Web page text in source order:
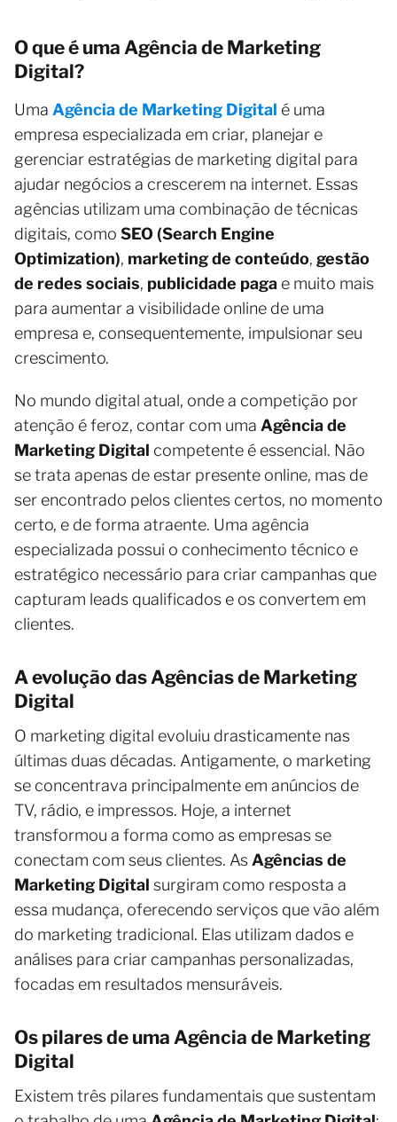
O que é uma Agência de Marketing
Digital?
Uma Agência de Marketing Digital é uma
empresa especializada em criar, planejar e
gerenciar estratégias de marketing digital para
ajudar negócios a crescerem na internet. Essas
agências utilizam uma combinação de técnicas
digitais, como SEO (Search Engine
Optimization), marketing de conteúdo, gestão
de redes sociais, publicidade paga e muito mais
para aumentar a visibilidade online de uma
empresa e, consequentemente, impulsionar seu
crescimento.
No mundo digital atual, onde a competição por
atenção é feroz, contar com uma Agência de
Marketing Digital competente é essencial. Não
se trata apenas de estar presente online, mas de
ser encontrado pelos clientes certos, no momento
certo, e de forma atraente. Uma agência
especializada possui o conhecimento técnico e
estratégico necessário para criar campanhas que
capturam leads qualificados e os convertem em
clientes.
A evolução das Agências de Marketing
Digital
O marketing digital evoluiu drasticamente nas
últimas duas décadas. Antigamente, o marketing
se concentrava principalmente em anúncios de
TV, rádio, e impressos. Hoje, a internet
transformou a forma como as empresas se
conectam com seus clientes. As Agências de
Marketing Digital surgiram como resposta a
essa mudança, oferecendo serviços que vão além
do marketing tradicional. Elas utilizam dados e
análises para criar campanhas personalizadas,
focadas em resultados mensuráveis.
Os pilares de uma Agência de Marketing
Digital
Existem três pilares fundamentais que sustentam